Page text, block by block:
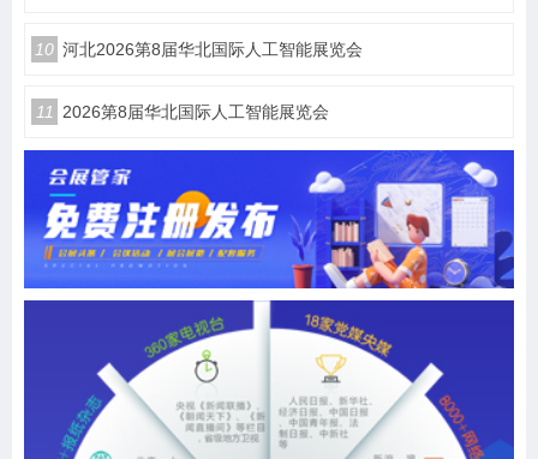
10 河北2026第8届华北国际人工智能展览会
11 2026第8届华北国际人工智能展览会